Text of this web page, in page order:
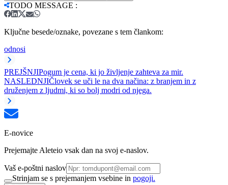
TODO MESSAGE :
Ključne besede/oznake, povezane s tem člankom:
odnosi
PREJŠNJIPogum je cena, ki jo življenje zahteva za mir.
NASLEDNJIČlovek se uči le na dva načina: z branjem in z
druženjem z ljudmi, ki so bolj modri od njega.
E-novice
Prejemajte Aleteio vsak dan na svoj e-naslov.
Vaš e-poštni naslov
Strinjam se s prejemanjem vsebine in pogoji.